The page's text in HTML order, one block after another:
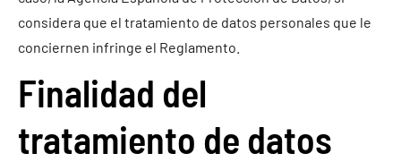
considera que el tratamiento de datos personales que le
conciernen infringe el Reglamento.
Finalidad del
tratamiento de datos